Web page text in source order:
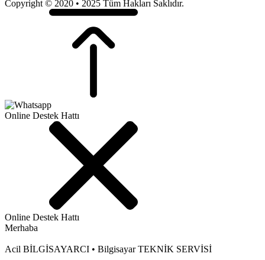
Copyright © 2020 • 2025 Tüm Hakları Saklıdır.
Online Destek Hattı
Online Destek Hattı
Merhaba
Acil BİLGİSAYARCI • Bilgisayar TEKNİK SERVİSİ